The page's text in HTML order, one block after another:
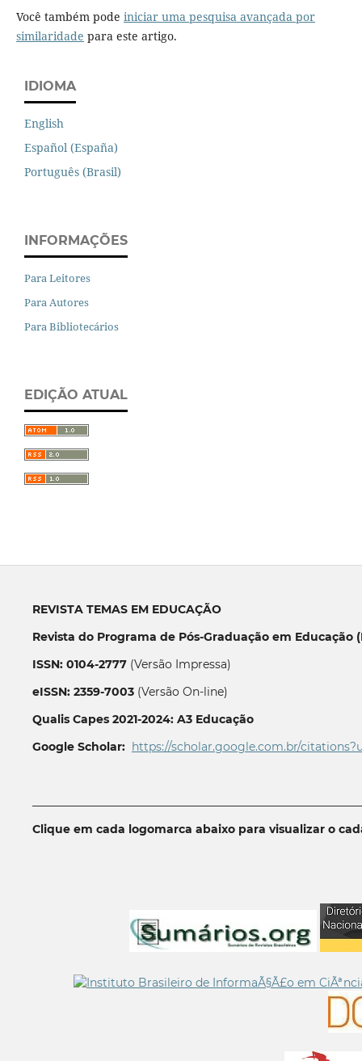
Você também pode iniciar uma pesquisa avançada por
similaridade para este artigo.
IDIOMA
English
Español (España)
Português (Brasil)
INFORMAÇÕES
Para Leitores
Para Autores
Para Bibliotecários
EDIÇÃO ATUAL
REVISTA TEMAS EM EDUCAÇÃO
Revista do Programa de Pós-Graduação em Educação
ISSN: 0104-2777(Versão Impressa)
eISSN: 2359-7003(Versão On-line)
Qualis Capes 2021-2024: A3 Educação
Google Scholar: https://scholar.google.com.br/
Clique em cada logomarca abaixo para visualizar o